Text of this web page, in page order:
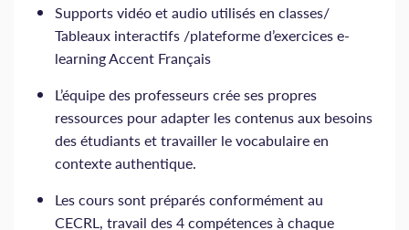
Supports vidéo et audio utilisés en classes/
Tableaux interactifs /plateforme d’exercices e-
learning Accent Français
L’équipe des professeurs crée ses propres
ressources pour adapter les contenus aux besoins
des étudiants et travailler le vocabulaire en
contexte authentique.
Les cours sont préparés conformément au
CECRL, travail des 4 compétences à chaque